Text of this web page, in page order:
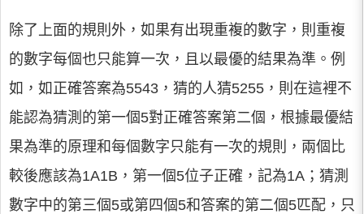
除了上面的規則外，如果有出現重複的數字，則重複
的數字每個也只能算一次，且以最優的結果為準。例
如，如正確答案為5543，猜的人猜5255，則在這裡不
能認為猜測的第一個5對正確答案第二個，根據最優結
果為準的原理和每個數字只能有一次的規則，兩個比
較後應該為1A1B，第一個5位子正確，記為1A；猜測
數字中的第三個5或第四個5和答案的第二個5匹配，只